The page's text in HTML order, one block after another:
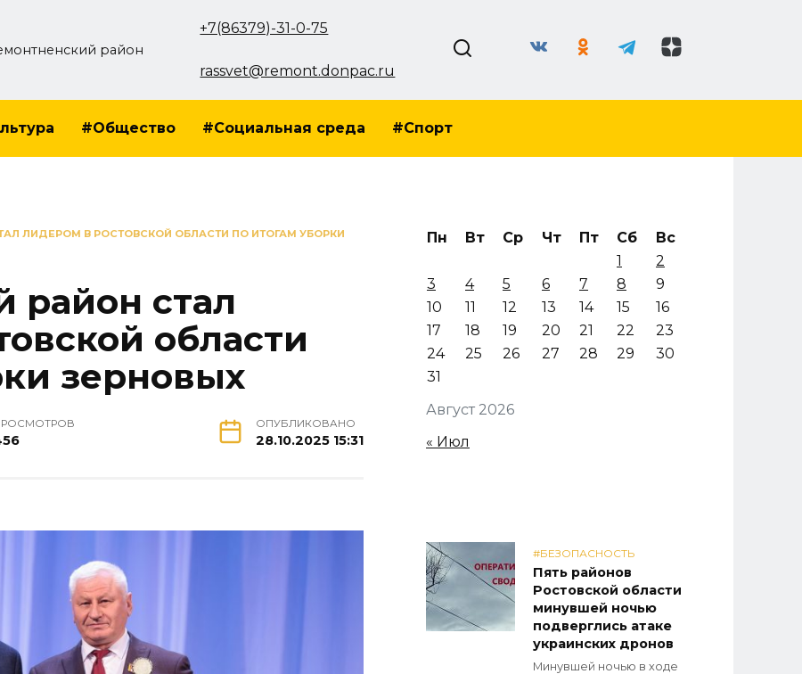
район
+7(86379)-31-0-75
rassvet@remont.donpac.ru
#Общество #Социальная среда #Спорт
ЛИДЕРОМ В РОСТОВСКОЙ ОБЛАСТИ ПО ИТОГАМ УБОРКИ
район стал
области
зерновых
ОПУБЛИКОВАНО
28.10.2025 15:31
Август 2026
Пн Вт Ср Чт Пт Сб
Вс
1
2
3
4 5 6 7 8
9
10
11 12 13 14 15
16
17
18 19 20 21 22
23
24
25 26 27 28 29
30
31
« Июл
#БЕЗОПАСНОСТЬ
Пять районов
Ростовской области
минувшей ночью
подверглись атаке
украинских дронов
Минувшей ночью в ходе